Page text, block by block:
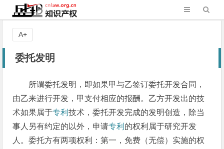
委托发明
所谓委托发明，即如果甲与乙签订委托开发合同，
由乙来进行开发，甲支付相应的报酬。乙方开发出的技
术如果属于专利技术，委托开发完成的发明创造，除当
事人另有约定的以外，申请专利 的权利属于研究开发
人。委托方有两项权利：第一，免费（无偿）实施的权
A+